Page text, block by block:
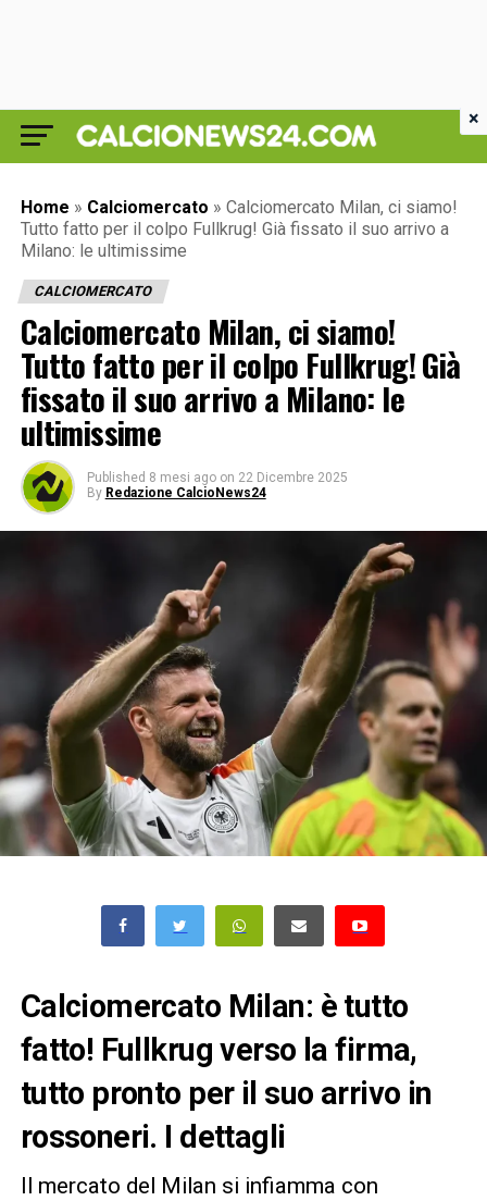
Home » Calciomercato » Calciomercato Milan, ci siamo!
Tutto fatto per il colpo Fullkrug! Già fissato il suo arrivo a
Milano: le ultimissime
CALCIOMERCATO
Calciomercato Milan, ci siamo!
Tutto fatto per il colpo Fullkrug! Già
fissato il suo arrivo a Milano: le
ultimissime
Published 8 mesi ago on 22 Dicembre 2025
By Redazione CalcioNews24
Calciomercato Milan: è tutto
fatto! Fullkrug verso la firma,
tutto pronto per il suo arrivo in
rossoneri. I dettagli
Il mercato del Milan si infiamma con
×